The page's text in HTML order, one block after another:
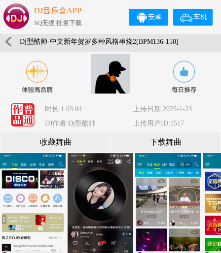
DJ音乐盒APP
SQ无损 批量下载
车机
安卓
Dj型酷帅-中文新年贺岁多种风格串烧2[BPM136-150]
时长:1:03:04
上传日期:2025-1-23
DJ作者:Dj型酷帅
上传用户ID:1517
收藏舞曲 下载舞曲